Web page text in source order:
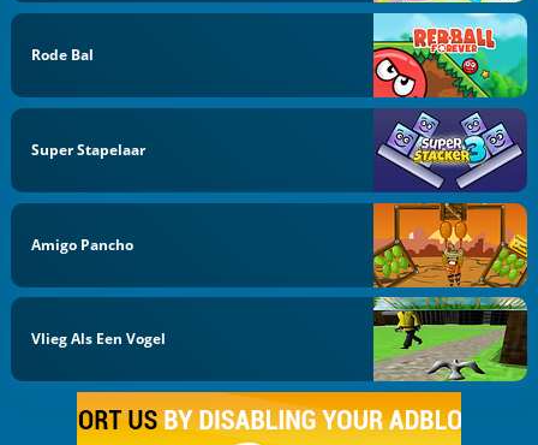
Rode Bal
Super Stapelaar
Amigo Pancho
Vlieg Als Een Vogel